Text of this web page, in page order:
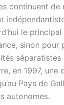
continuent de
le
sinon pour
séparatistes
en 1997, une
Pays de
autonomes.